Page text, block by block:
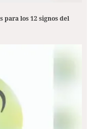
para los 12 signos del